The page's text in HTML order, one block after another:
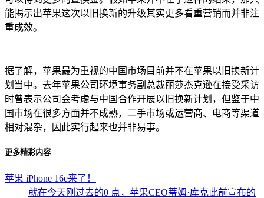
能揭示出苹果这次以旧换新的升级其实更多看重营销而并非注
重成效。
据了解，苹果最为重视的中国市场目前并不在苹果以旧换新计
划当中。去年苹果公司环境事务副总裁丽莎杰克逊在接受采访
时曾表示公司会考虑与中国合作开展以旧换新计划，但鉴于中
国市场在很多方面并不成熟，二手市场或运营商、电商等渠道
相对混杂，因此实行起来也并非易事。
更多精彩内容
苹果 iPhone 16e来了！
就在今天刚过去的0 点，苹果CEO蒂姆·库克此前宣布的